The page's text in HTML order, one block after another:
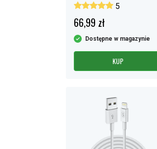
5
66,99 zł
Dostępne w magazynie
KUP